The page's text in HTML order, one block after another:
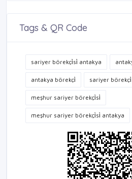
Tags & QR Code
sariyer börekçi̇si̇ antakya
antakya börekçi̇ sariyer börekçi̇
meşhur sariyer börekçi̇si̇
meşhur sariyer börekçi̇si̇ antakya